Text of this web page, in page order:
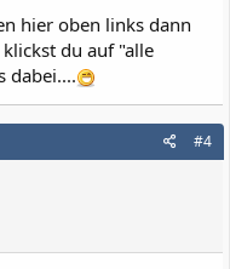
hier oben links dann
du auf "alle
dabei....
#4